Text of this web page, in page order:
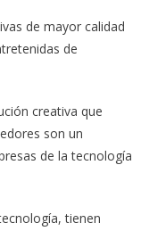
de mayor calidad
de
creativa que
son un
de la tecnología
tienen